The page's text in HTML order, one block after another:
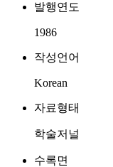
발행연도
1986
작성언어
Korean
자료형태
학술저널
수록면